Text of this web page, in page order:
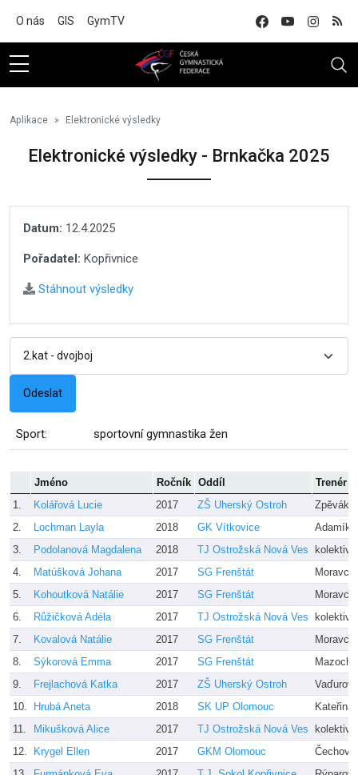
O nás GIS GymTV
Aplikace Elektronické výsledky
Elektronické výsledky - Brnkačka 2025
Datum: 12.4.2025
Pořadatel: Kopřivnice
Stáhnout výsledky
Sport: sportovní gymnastika žen
Jméno Ročník Oddíl
Trenér
1.
Kolářová Lucie 2017 ZŠ Uherský Ostroh
2.
Lochman Layla 2018 GK Vítkovice
3.
Podolanová Magdalena 2018 TJ Ostrožská Nová Ves
kolektiv
4.
Matúšková Johana 2017 SG Frenštát
5.
Kohoutková Natálie 2017 SG Frenštát
6.
Růžičková Adéla 2017 TJ Ostrožská Nová Ves
kolektiv
7.
Kovalová Natálie 2017 SG Frenštát
8.
Sýkorová Emma 2017 SG Frenštát
9.
Frejlachová Katka 2017 ZŠ Uherský Ostroh
Vaďurová
10.
Hrubá Aneta 2018 SK UP Olomouc
Kateřina
11.
Mikušková Alice 2017 TJ Ostrožská Nová Ves
kolektiv
12.
Krygel Ellen 2017 GKM Olomouc